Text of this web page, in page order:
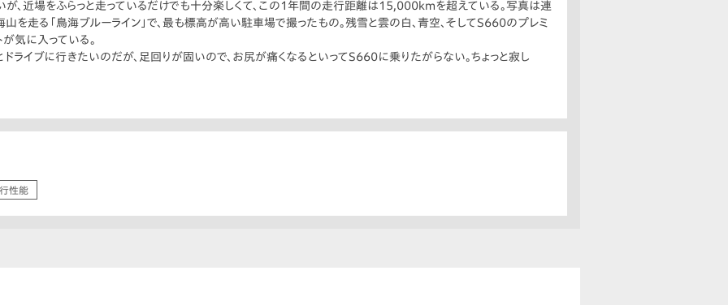
、近場をふらっと走っているだけでも十分楽しくて、この1年間の走行距離は15,000kmを超えている。写真は連
を走る「鳥海ブルーライン」で、最も標高が高い駐車場で撮ったもの。残雪と雲の白、青空、そしてS660のプレミ
気に入っている。
ライブに行きたいのだが、足回りが固いので、お尻が痛くなるといってS660に乗りたがらない。ちょっと寂し
性能